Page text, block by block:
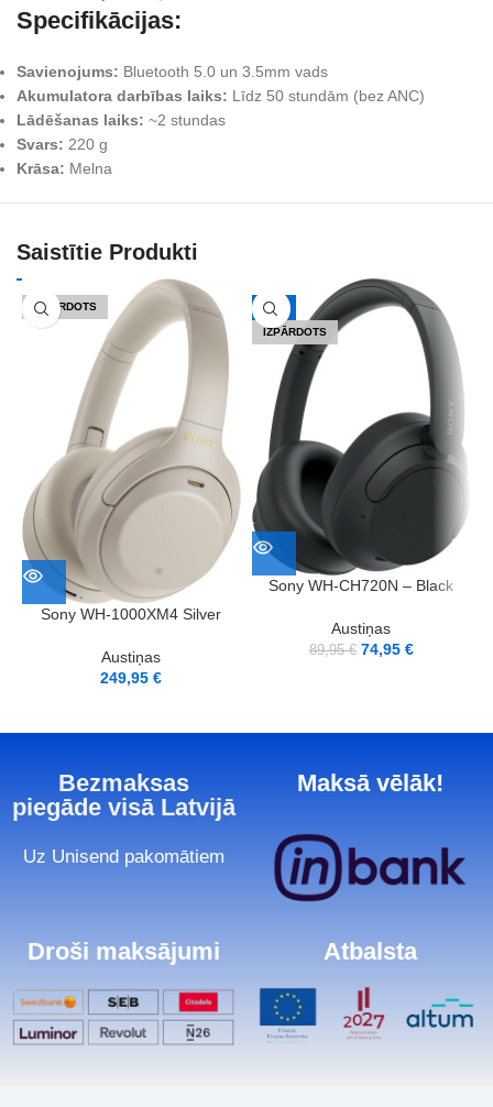
Specifikācijas:
Savienojums: Bluetooth 5.0 un 3.5mm vads
Akumulatora darbības laiks: Līdz 50 stundām (bez ANC)
Lādēšanas laiks: ~2 stundas
Svars: 220 g
Krāsa: Melna
Saistītie Produkti
IZPĀRDOTS
Sony WH-1000XM4 Silver
Austiņas
249,95€
-17%
IZPĀRDOTS
Sony WH-CH720N – Black
Austiņas
89,95€ 74,95 €
Bezmaksas
piegāde visā Latvijā
Uz Unisend pakomātiem
Maksā vēlāk!
Droši maksājumi Atbalsta